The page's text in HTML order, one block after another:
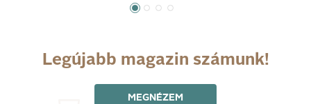
Legújabb magazin számunk!
MEGNÉZEM